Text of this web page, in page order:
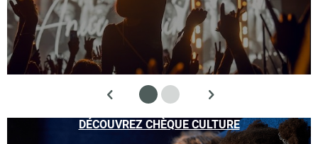
DÉCOUVREZ CHÈQUE CULTURE